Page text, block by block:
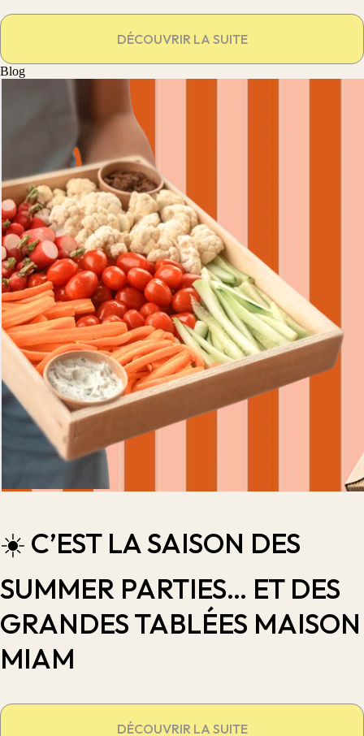
DÉCOUVRIR LA SUITE
Blog
☀️ C’EST LA SAISON DES
SUMMER PARTIES… ET DES
GRANDES TABLÉES MAISON
MIAM
DÉCOUVRIR LA SUITE